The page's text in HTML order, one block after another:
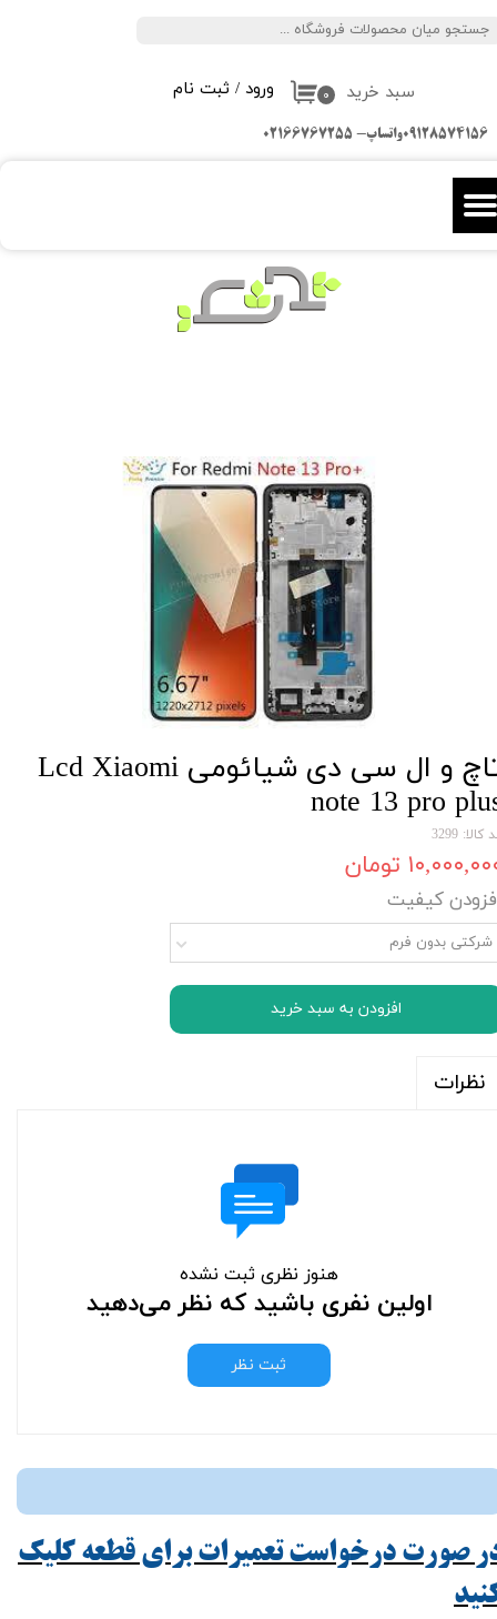
ورود / ثبت نام
تغییر گذر واژه
سفارشات
خروج از حساب کاربری
۰ سبد خرید
تاچ و ال سی دی شیائومی Lcd Xiaomi
note 13 pro
کالا: 3299
تومان
کیفیت
شرکتی بدون فرم
افزودن به سبد خرید
نظرات
هنوز نظری ثبت نشده
اولین نفری باشید که نظر می‌دهید
ثبت نظر
صورت درخواست تعمیرات برای قطعه کلیک